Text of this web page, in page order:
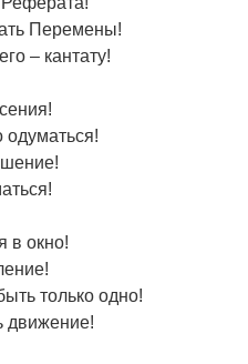
Перемены!
– кантату!
в окно!
только одно!
движение!